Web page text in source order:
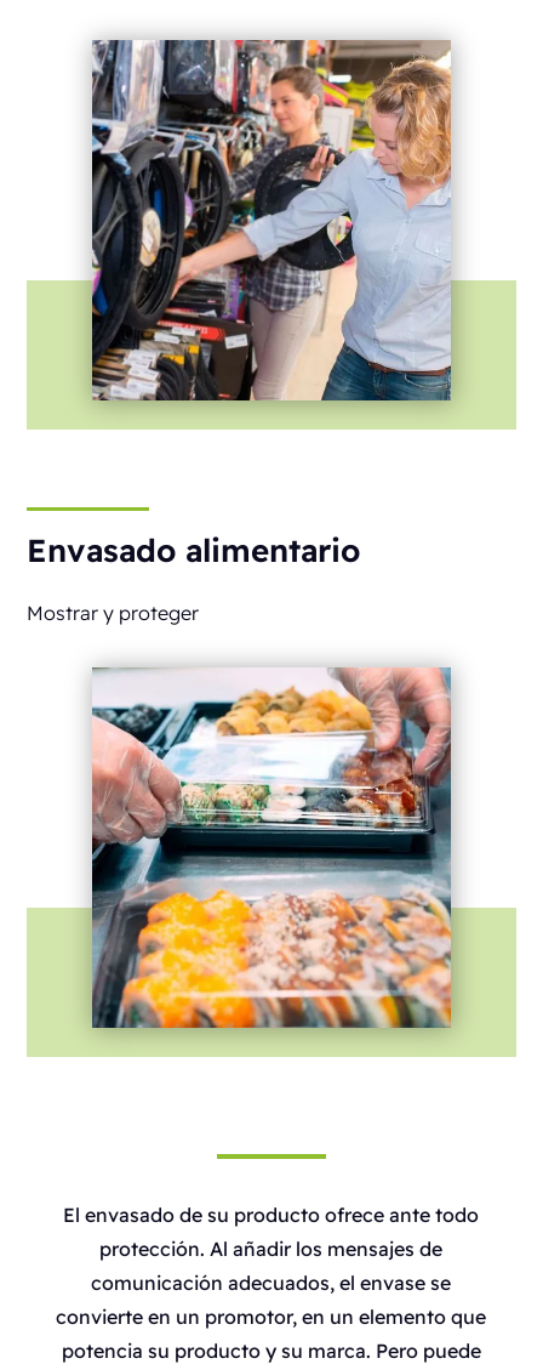
Envasado alimentario
Mostrar y proteger
El envasado de su producto ofrece ante todo
protección. Al añadir los mensajes de
comunicación adecuados, el envase se
convierte en un promotor, en un elemento que
potencia su producto y su marca. Pero puede